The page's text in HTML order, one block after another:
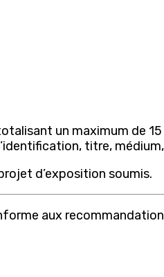
un maximum de
titre,
d’exposition soumis.
aux